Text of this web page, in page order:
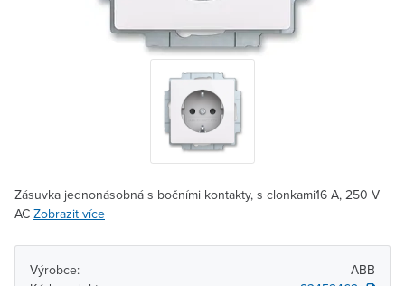
Zásuvka jednonásobná s bočními kontakty, s clonkami16 A, 250 V
AC Zobrazit více
Výrobce:
ABB